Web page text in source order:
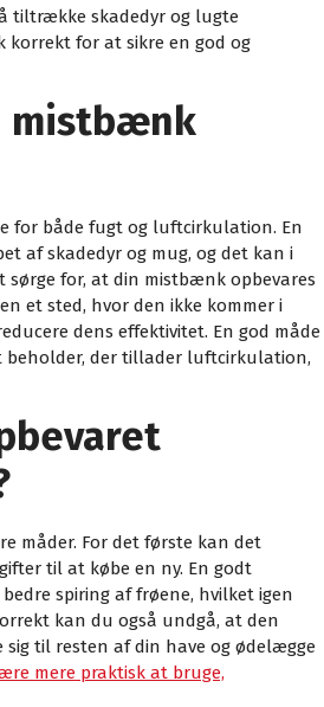
tiltrække skadedyr og lugte
korrekt for at sikre en god og
mistbænk
for både fugt og luftcirkulation. En
af skadedyr og mug, og det kan i
sørge for, at din mistbænk opbevares
et sted, hvor den ikke kommer i
dens effektivitet. En god måde
beholder, der tillader luftcirkulation,
måder. For det første kan det
til at købe en ny. En godt
spiring af frøene, hvilket igen
kan du også undgå, at den
sig til resten af din have og ødelægge
mere praktisk at bruge,